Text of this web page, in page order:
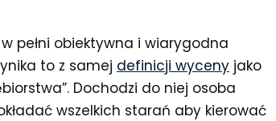
pełni obiektywna i wiarygodna
to z samej definicji wyceny jako
Dochodzi do niej osoba
wszelkich starań aby kierować